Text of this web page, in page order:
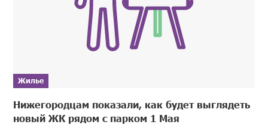
Жилье
Нижегородцам показали, как будет выглядеть
новый ЖК рядом с парком 1 Мая